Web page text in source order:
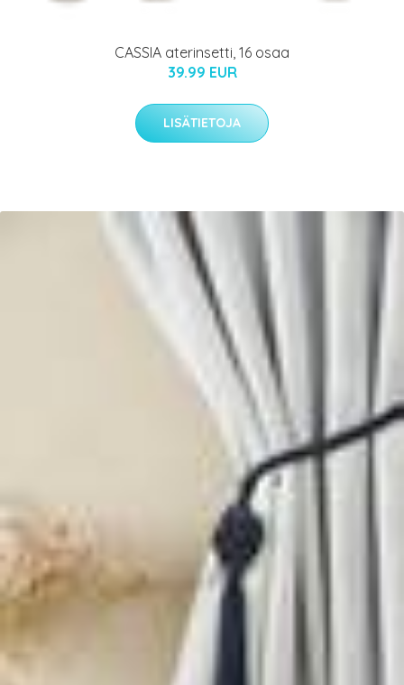
CASSIA aterinsetti, 16 osaa
39.99 EUR
LISÄTIETOJA